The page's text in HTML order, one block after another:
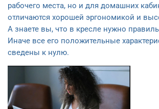
рабочего места, но и для домашних
отличаются хорошей эргономикой и
А знаете вы, что в кресле нужно
Иначе все его положительные
сведены к нулю.